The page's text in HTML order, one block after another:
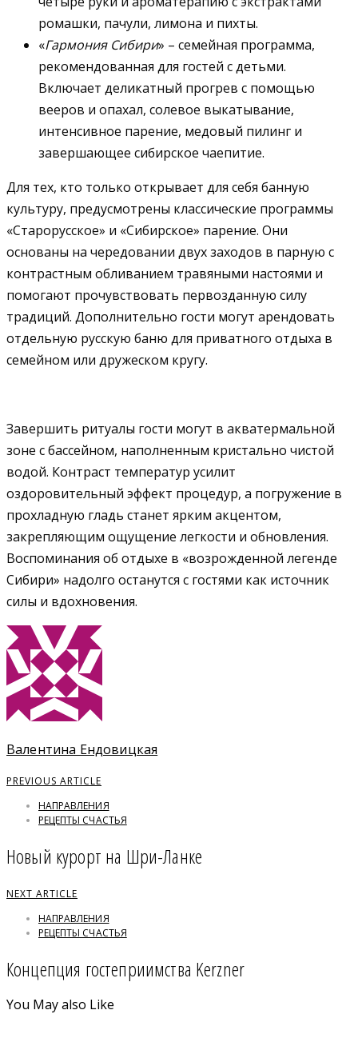
ромашки, пачули, лимона и пихты.
«Гармония Сибири» – семейная программа,
рекомендованная для гостей с детьми.
Включает деликатный прогрев с помощью
вееров и опахал, солевое выкатывание,
интенсивное парение, медовый пилинг и
завершающее сибирское чаепитие.
Для тех, кто только открывает для себя банную
культуру, предусмотрены классические программы
«Старорусское» и «Сибирское» парение. Они
основаны на чередовании двух заходов в парную с
контрастным обливанием травяными настоями и
помогают прочувствовать первозданную силу
традиций. Дополнительно гости могут арендовать
отдельную русскую баню для приватного отдыха в
семейном или дружеском кругу.
Завершить ритуалы гости могут в акватермальной
зоне с бассейном, наполненным кристально чистой
водой. Контраст температур усилит
оздоровительный эффект процедур, а погружение в
прохладную гладь станет ярким акцентом,
закрепляющим ощущение легкости и обновления.
Воспоминания об отдыхе в «возрожденной легенде
Сибири» надолго останутся с гостями как источник
силы и вдохновения.
Валентина Ендовицкая
PREVIOUS ARTICLE
НАПРАВЛЕНИЯ
РЕЦЕПТЫ СЧАСТЬЯ
Новый курорт на Шри-Ланке
NEXT ARTICLE
НАПРАВЛЕНИЯ
РЕЦЕПТЫ СЧАСТЬЯ
Концепция гостеприимства Kerzner
You May also Like